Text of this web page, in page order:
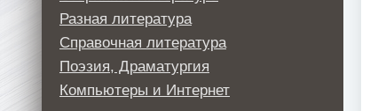
Разная литература
Справочная литература
Поэзия, Драматургия
Компьютеры и Интернет